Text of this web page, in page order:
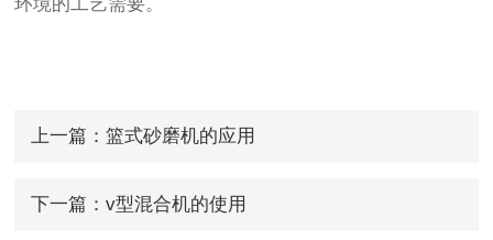
上一篇： 篮式砂磨机的应用
下一篇： v型混合机的使用